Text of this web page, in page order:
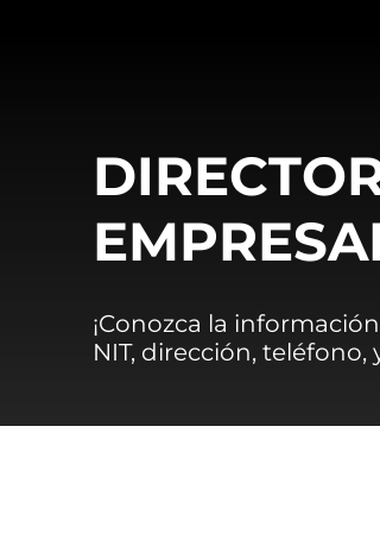
¡Conozca la
NIT, dirección,